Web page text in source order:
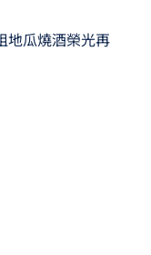
地瓜燒酒榮光再